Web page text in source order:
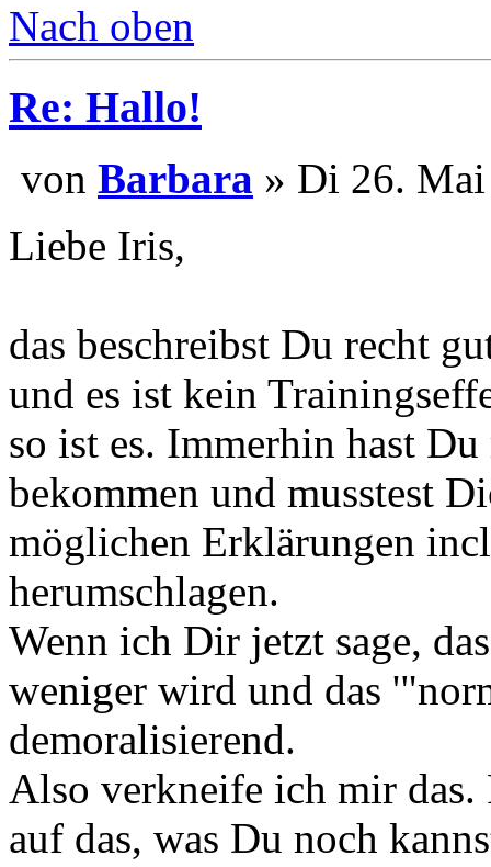
Nach oben
Re: Hallo!
von Barbara » Di 26.
Liebe Iris,
das beschreibst Du recht
und es ist kein
so ist es. Immerhin hast
bekommen und musstest
möglichen Erklärungen
herumschlagen.
Wenn ich Dir jetzt sage,
weniger wird und das
demoralisierend.
Also verkneife ich mir
auf das, was Du noch